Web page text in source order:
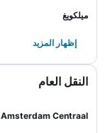
ميلكويغ
إظهار المزيد
النقل العام
Centraal